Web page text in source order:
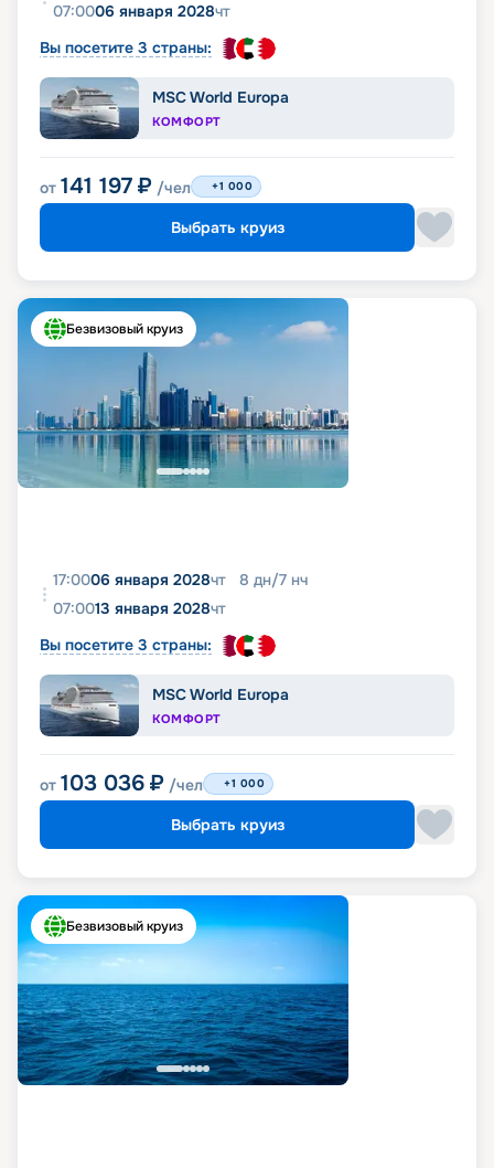
07:0006 января 2028чт
Вы посетите 3 страны:
MSC World Europa
КОМФОРТ
от 141 197 ₽ /чел +1 000
Выбрать круиз
Безвизовый круиз
17:0006 января 2028чт 8 дн/7 нч
07:0013 января 2028чт
Вы посетите 3 страны:
MSC World Europa
КОМФОРТ
от 103 036 ₽ /чел +1 000
Выбрать круиз
Безвизовый круиз